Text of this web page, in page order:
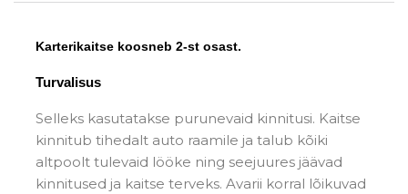
Karterikaitse koosneb 2-st osast.
Turvalisus
Selleks kasutatakse purunevaid kinnitusi. Kaitse
kinnitub tihedalt auto raamile ja talub kõiki
altpoolt tulevaid lööke ning seejuures jäävad
kinnitused ja kaitse terveks. Avarii korral lõikuvad